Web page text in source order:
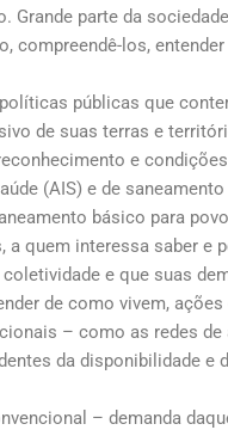
Grande parte da
compreendê-los,
públicas que
de suas terras e
e
(AIS) e de
básico para
a quem interessa saber e
e que suas
de como vivem,
– como as redes
da disponibilidade e
– demanda